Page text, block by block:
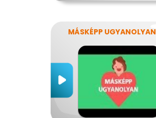
MÁSKÉPP UGYANOLYAN